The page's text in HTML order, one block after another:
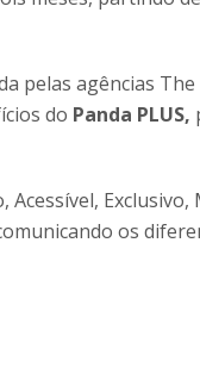
pelas agências
do Panda PLUS,
os